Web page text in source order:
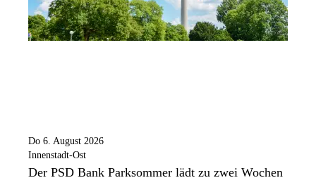
Do 6. August 2026
Innenstadt-Ost
Der PSD Bank Parksommer lädt zu zwei Wochen